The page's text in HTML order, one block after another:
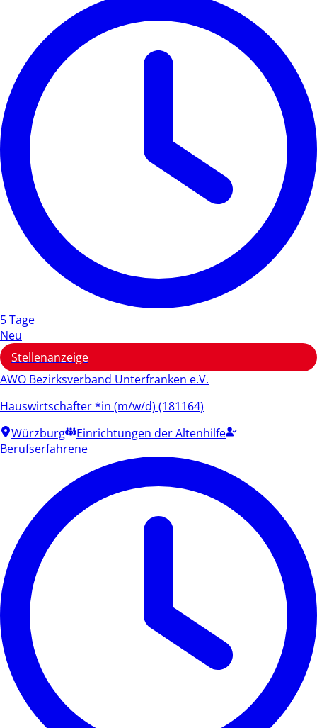
5 Tage
Neu
Stellenanzeige
AWO Bezirksverband Unterfranken e.V.
Hauswirtschafter *in (m/w/d) (181164)
Würzburg
Einrichtungen der Altenhilfe
Berufserfahrene